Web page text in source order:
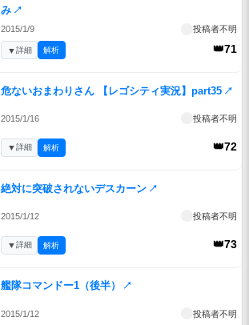
み ↗
2015/1/9 投稿者不明
👑71
▼詳細 解析
危ないおまわりさん 【レゴシティ実況】part35 ↗
2015/1/16 投稿者不明
👑72
▼詳細 解析
絶対に突破されないデスカーン ↗
2015/1/12 投稿者不明
👑73
▼詳細 解析
艦隊コマンドー1（後半） ↗
2015/1/12 投稿者不明